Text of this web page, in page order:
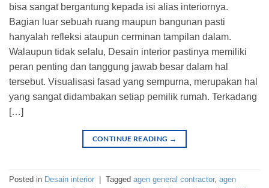
bisa sangat bergantung kepada isi alias interiornya.
Bagian luar sebuah ruang maupun bangunan pasti
hanyalah refleksi ataupun cerminan tampilan dalam.
Walaupun tidak selalu, Desain interior pastinya memiliki
peran penting dan tanggung jawab besar dalam hal
tersebut. Visualisasi fasad yang sempurna, merupakan hal
yang sangat didambakan setiap pemilik rumah. Terkadang
[…]
CONTINUE READING →
Posted in Desain interior Tagged agen general contractor, agen